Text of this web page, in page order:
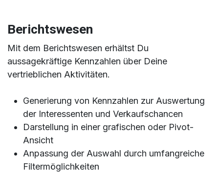
Berichtswesen
Mit dem Berichtswesen erhältst Du
aussagekräftige Kennzahlen über Deine
vertrieblichen Aktivitäten.
Generierung von Kennzahlen zur Auswertung
der Interessenten und Verkaufschancen
Darstellung in einer grafischen oder Pivot-
Ansicht
Anpassung der Auswahl durch umfangreiche
Filtermöglichkeiten